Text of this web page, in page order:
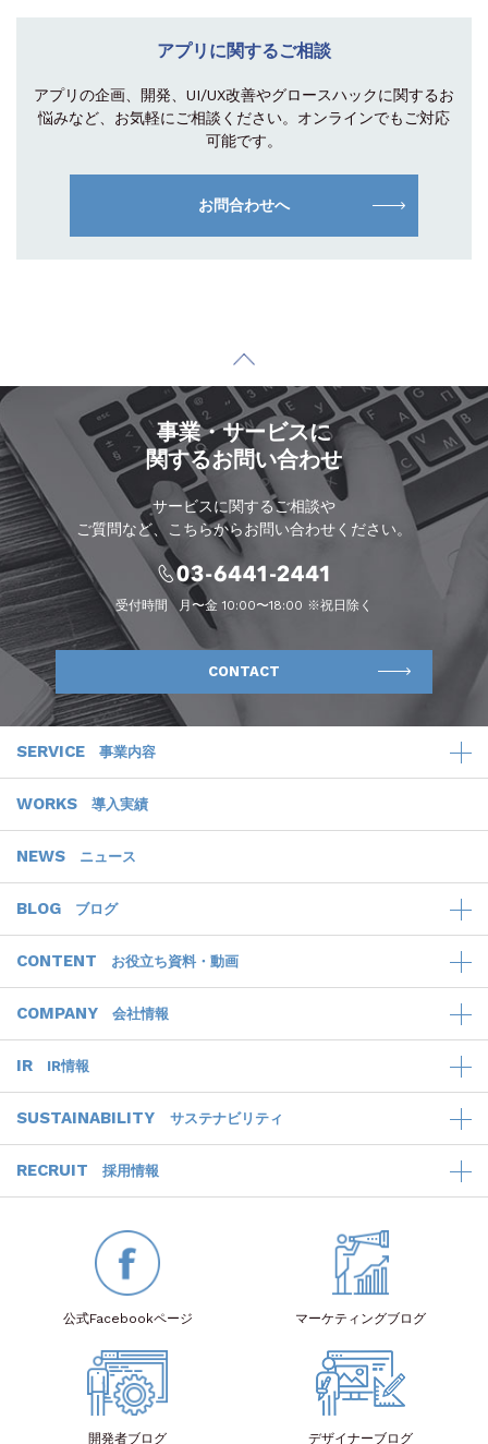
アプリに関するご相談
アプリの企画、開発、UI/UX改善やグロースハックに関するお
悩みなど、お気軽にご相談 ください。オンラインでもご対応
可能です。
お問合わせへ
事業・サービスに
関するお問い合わせ
サービスに関するご相談や
ご質問など、こちらからお問い合わせください。
受付時間 月〜金 10:00〜18:00 ※祝日除く
CONTACT
SERVICE 事業内容
WORKS 導入実績
NEWS ニュース
BLOG ブログ
CONTENT お役立ち資料・動画
COMPANY 会社情報
IR IR情報
SUSTAINABILITY サステナビリティ
RECRUIT 採用情報
公式Facebookページ マーケティングブログ
開発者ブログ デザイナーブログ